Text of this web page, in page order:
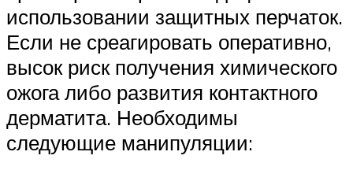
использовании защитных перчаток.
Если не среагировать оперативно,
высок риск получения химического
ожога либо развития контактного
дерматита. Необходимы
следующие манипуляции: